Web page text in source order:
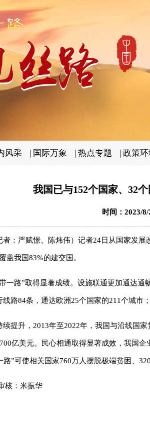
风采 | 国际万象 | 热点专题 | 政策环
我国已与152个国家、32
时间：2023/
者：严赋憬、陈炜伟）记者24日从国家发
盖我国83%的建交国。
一路”取得显著成绩。设施联通更加通达
路84条，通达欧洲25个国家的211个城市
续提升，2013年至2022年，我国与沿线国
亿美元。民心相通取得显著成效，我国
路”可使相关国家760万人摆脱极端贫困、
核：米振华